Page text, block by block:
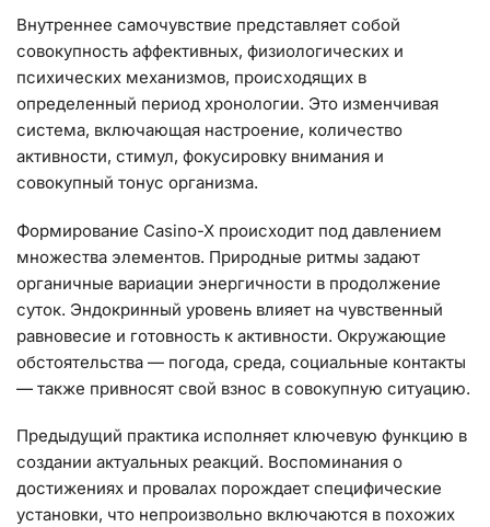
Внутреннее самочувствие представляет собой
совокупность аффективных, физиологических и
психических механизмов, происходящих в
определенный период хронологии. Это изменчивая
система, включающая настроение, количество
активности, стимул, фокусировку внимания и
совокупный тонус организма.
Формирование Casino-X происходит под давлением
множества элементов. Природные ритмы задают
органичные вариации энергичности в продолжение
суток. Эндокринный уровень влияет на чувственный
равновесие и готовность к активности. Окружающие
обстоятельства — погода, среда, социальные контакты
— также привносят свой взнос в совокупную ситуацию.
Предыдущий практика исполняет ключевую функцию в
создании актуальных реакций. Воспоминания о
достижениях и провалах порождает специфические
установки, что непроизвольно включаются в похожих